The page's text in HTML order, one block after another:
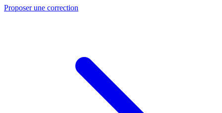
Proposer une correction